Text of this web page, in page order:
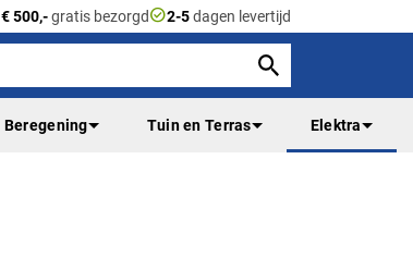
€ 500,-gratis bezorgdcheck_circle2-5dagen levertijd
Beregening Tuin en Terras Elektra